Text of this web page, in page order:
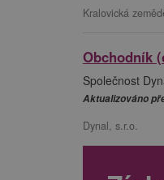
Kralovická
Obchodník
Společnost
Aktualizováno
Dynal, s.r.o.